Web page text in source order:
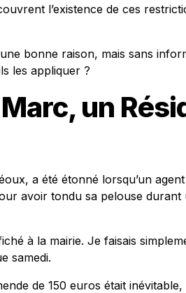
l’existence de ces
bonne raison, mais sans
les appliquer ?
un
a été étonné lorsqu’un agent
avoir tondu sa pelouse durant
à la mairie. Je faisais
samedi.
de 150 euros était